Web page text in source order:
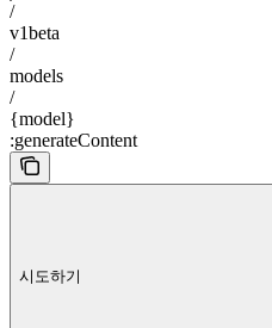
/
v1beta
/
models
/
{model}
:generateContent
시도하기